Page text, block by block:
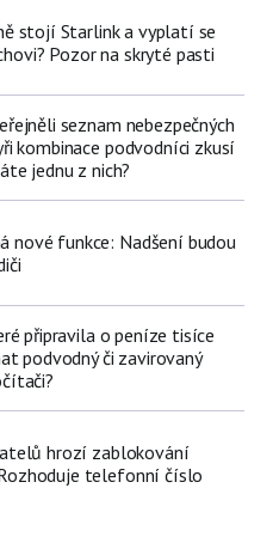
stojí Starlink a vyplatí se
Pozor na skryté pasti
seznam nebezpečných
kombinace podvodníci zkusí
jednu z nich?
nové funkce: Nadšení budou
připravila o peníze tisíce
podvodný či zavirovaný
hrozí zablokování
telefonní číslo